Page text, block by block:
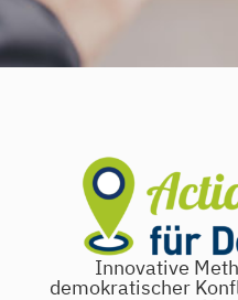
Innovative
demokratischer